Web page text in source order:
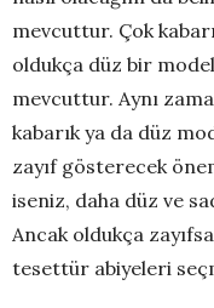
mevcuttur. Çok
oldukça düz bir
mevcuttur. Aynı
kabarık ya da düz
zayıf gösterecek
iseniz, daha düz ve
Ancak oldukça
tesettür abiyeleri